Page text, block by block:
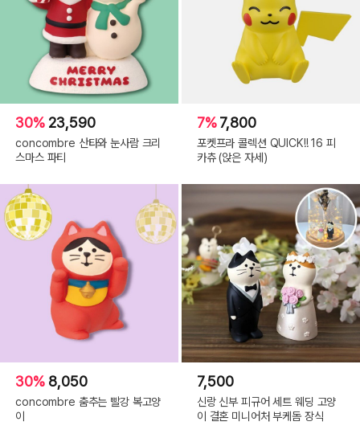
30% 23,590
concombre 산타와 눈사람 크리
스마스 파티
7%7,800
포켓프라 콜렉션 QUICK!! 16 피
카츄 (앉은 자세)
30% 8,050
concombre 춤추는 빨강 복고양
이
7,500
신랑 신부 피규어 세트 웨딩 고양
이 결혼 미니어처 부케돔 장식